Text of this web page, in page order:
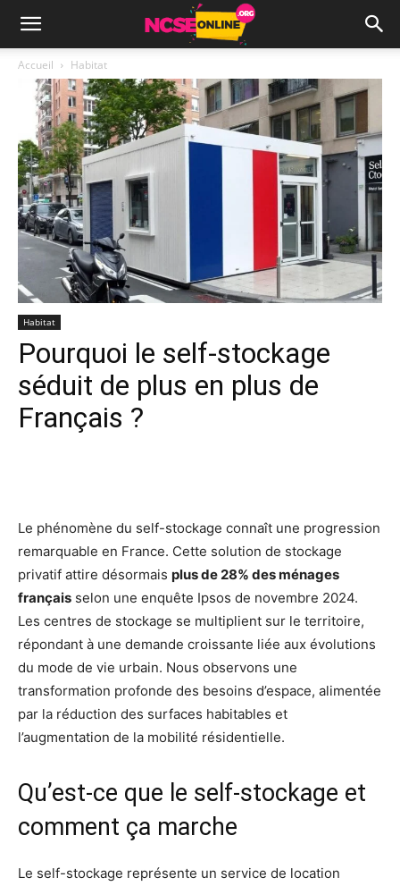
Accueil Habitat
Habitat
Pourquoi le self-stockage
séduit de plus en plus de
Français ?
Le phénomène du self-stockage connaît une progression
remarquable en France. Cette solution de stockage
privatif attire désormais plus de 28% des ménages
français selon une enquête Ipsos de novembre 2024.
Les centres de stockage se multiplient sur le territoire,
répondant à une demande croissante liée aux évolutions
du mode de vie urbain. Nous observons une
transformation profonde des besoins d’espace, alimentée
par la réduction des surfaces habitables et
l’augmentation de la mobilité résidentielle.
Qu’est-ce que le self-stockage et
comment ça marche
Le self-stockage représente un service de location